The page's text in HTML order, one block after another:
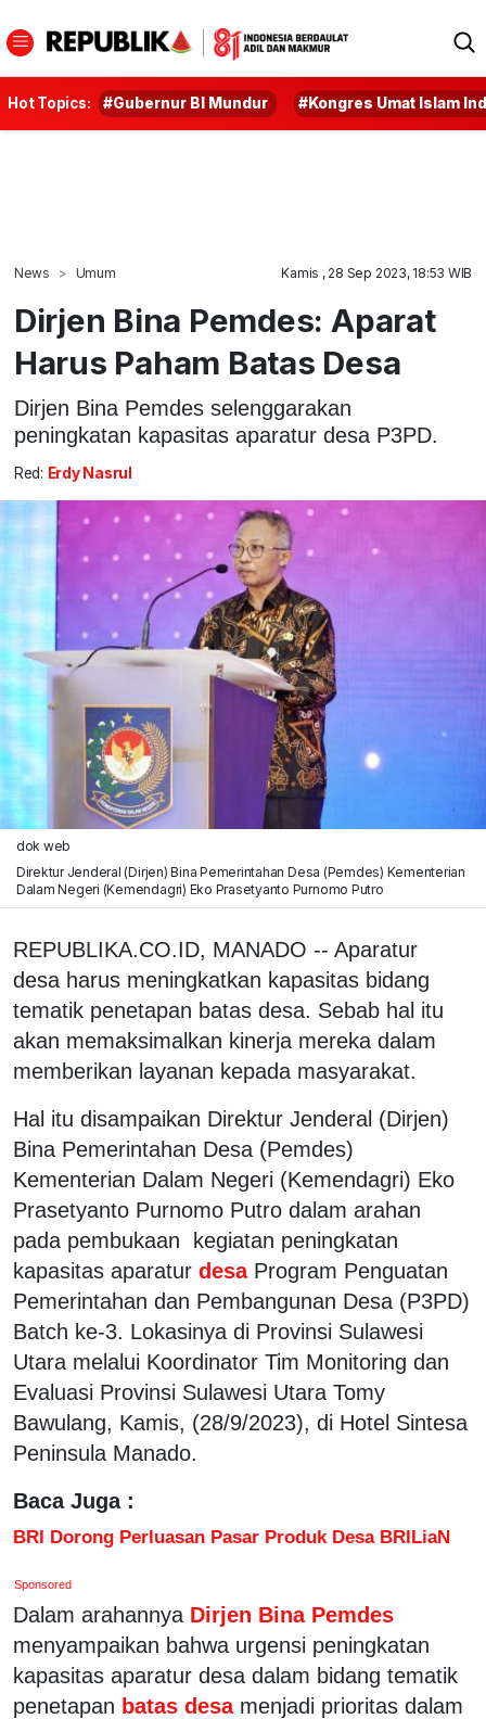
Hot Topics: #Gubernur BI Mundur #Kongres Umat Islam
News Umum Kamis , 28 Sep 2023, 18:53 WIB
Dirjen Bina Pemdes: Aparat
Harus Paham Batas Desa
Dirjen Bina Pemdes selenggarakan
peningkatan kapasitas aparatur desa P3PD.
Red: Erdy Nasrul
dok web
Direktur Jenderal (Dirjen) Bina Pemerintahan Desa (Pemdes) Kementerian
Dalam Negeri (Kemendagri) Eko Prasetyanto Purnomo Putro
REPUBLIKA.CO.ID, MANADO -- Aparatur
desa harus meningkatkan kapasitas bidang
tematik penetapan batas desa. Sebab hal itu
akan memaksimalkan kinerja mereka dalam
memberikan layanan kepada masyarakat.
Hal itu disampaikan Direktur Jenderal (Dirjen)
Bina Pemerintahan Desa (Pemdes)
Kementerian Dalam Negeri (Kemendagri) Eko
Prasetyanto Purnomo Putro dalam arahan
pada pembukaan kegiatan peningkatan
kapasitas aparatur desa Program Penguatan
Pemerintahan dan Pembangunan Desa (P3PD)
Batch ke-3. Lokasinya di Provinsi Sulawesi
Utara melalui Koordinator Tim Monitoring dan
Evaluasi Provinsi Sulawesi Utara Tomy
Bawulang, Kamis, (28/9/2023), di Hotel Sintesa
Peninsula Manado.
Baca Juga :
BRI Dorong Perluasan Pasar Produk Desa BRILiaN
Sponsored
Dalam arahannya Dirjen Bina Pemdes
menyampaikan bahwa urgensi peningkatan
kapasitas aparatur desa dalam bidang tematik
penetapan batas desa menjadi prioritas dalam